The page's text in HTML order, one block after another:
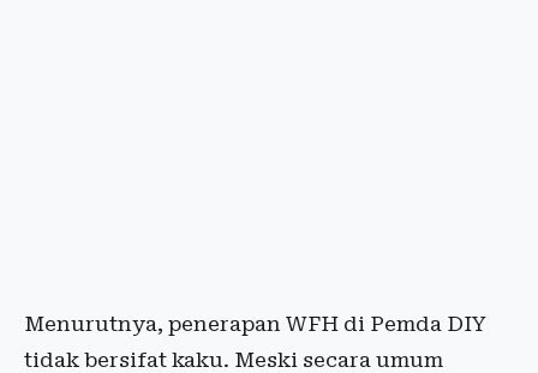
Menurutnya, penerapan WFH di Pemda DIY
tidak bersifat kaku. Meski secara umum